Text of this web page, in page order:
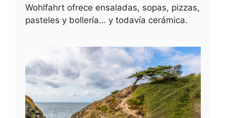
Wohlfahrt ofrece ensaladas, sopas, pizzas,
pasteles y bollería… y todavía cerámica.